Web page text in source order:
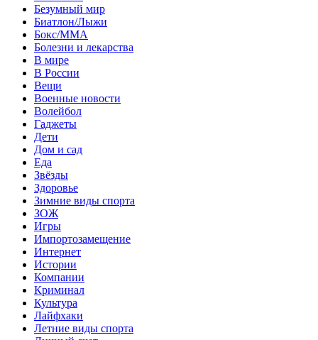
Безумный мир
Биатлон/Лыжи
Бокс/MMA
Болезни и лекарства
В мире
В России
Вещи
Военные новости
Волейбол
Гаджеты
Дети
Дом и сад
Еда
Звёзды
Здоровье
Зимние виды спорта
ЗОЖ
Игры
Импортозамещение
Интернет
Истории
Компании
Криминал
Культура
Лайфхаки
Летние виды спорта